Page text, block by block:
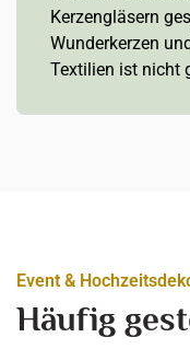
Kerzengläsern
Wunderkerzen
Textilien ist nicht
Event &
Häufig